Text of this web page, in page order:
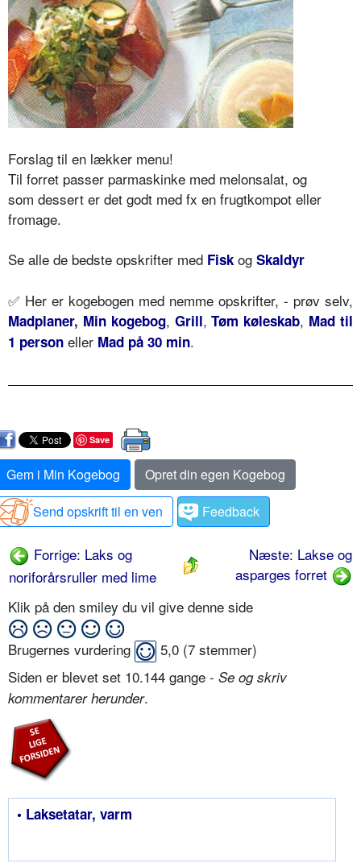
Forslag til en lækker menu!
Til forret passer parmaskinke med melonsalat, og
som dessert er det godt med fx en frugtkompot eller
fromage.
Se alle de bedste opskrifter med Fisk og Skaldyr
✅ Her er kogebogen med nemme opskrifter, - prøv selv,
Madplaner, Min kogebog, Grill,Tøm køleskab, Mad til
1 person eller Mad på 30 min.
Save
Gem i Min Kogebog
Opret din egen Kogebog
Send opskrift til en ven
Feedback
Forrige: Laks og
noriforårsruller med lime
Næste: Lakse og
asparges forret
Klik på den smiley du vil give denne side
Brugernes vurdering 5,0 (7 stemmer)
Siden er blevet set 10.144 gange - Se og skriv
kommentarer herunder.
• Laksetatar, varm